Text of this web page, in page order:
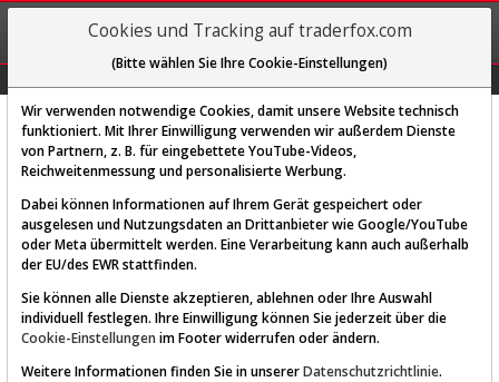
REGIS-
TRIEREN
Diese Funktion ist nur für
AKTIEN-TERMINAL
Cookies und Tracking auf traderfox.com
(Bitte wählen Sie Ihre Cookie-Einstellungen)
Wir verwenden notwendige Cookies, damit unsere Website technisch
funktioniert. Mit Ihrer Einwilligung verwenden wir außerdem Dienste
von Partnern, z. B. für eingebettete YouTube-Videos,
Reichweitenmessung und personalisierte Werbung.
Dabei können Informationen auf Ihrem Gerät gespeichert oder
ausgelesen und Nutzungsdaten an Drittanbieter wie Google/YouTube
oder Meta übermittelt werden. Eine Verarbeitung kann auch außerhalb
der EU/des EWR stattfinden.
Sie können alle Dienste akzeptieren, ablehnen oder Ihre Auswahl
individuell festlegen. Ihre Einwilligung können Sie jederzeit über die
Cookie-Einstellungen im Footer widerrufen oder ändern.
Weitere Informationen finden Sie in unsererDatenschutzrichtlinie.